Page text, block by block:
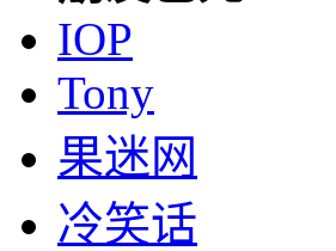
IOP
Tony
果迷网
冷笑话